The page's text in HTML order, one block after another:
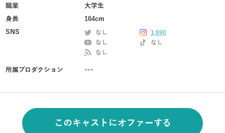
職業
大学生
身長
164cm
SNS
なし
1,690
なし
なし
なし
所属プロダクション ---
このキャストにオファーする